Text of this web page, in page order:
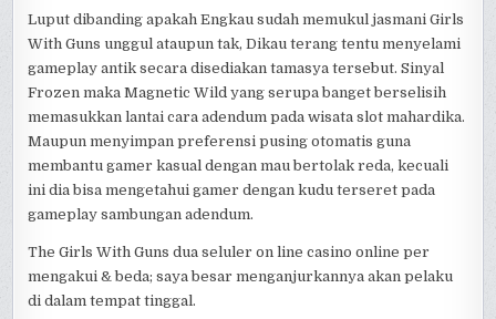
Luput dibanding apakah Engkau sudah memukul jasmani Girls
With Guns unggul ataupun tak, Dikau terang tentu menyelami
gameplay antik secara disediakan tamasya tersebut. Sinyal
Frozen maka Magnetic Wild yang serupa banget berselisih
memasukkan lantai cara adendum pada wisata slot mahardika.
Maupun menyimpan preferensi pusing otomatis guna
membantu gamer kasual dengan mau bertolak reda, kecuali
ini dia bisa mengetahui gamer dengan kudu terseret pada
gameplay sambungan adendum.
The Girls With Guns dua seluler on line casino online per
mengakui & beda; saya besar menganjurkannya akan pelaku
di dalam tempat tinggal.